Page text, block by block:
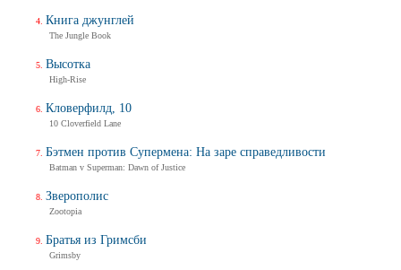
Книга джунглей
The Jungle Book
Высотка
High-Rise
Кловерфилд, 10
10 Cloverfield Lane
Бэтмен против Супермена: На заре справедливости
Batman v Superman: Dawn of Justice
Зверополис
Zootopia
Братья из Гримсби
Grimsby